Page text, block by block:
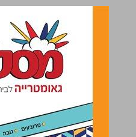
מסלולים פלוס : גאומטרייה לכיתה ה ... 0